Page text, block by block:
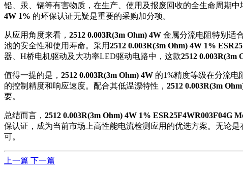
铅、汞、镉等有害物质，在生产、使用及报废回收的全生命周期
4W 1% 的环保认证无疑是重要的采购加分项。
从应用角度来看， 2512 0.003R(3m Ohm) 4W 金属分流电阻特别适
池的安全性和使用寿命。采用2512 0.003R(3m Ohm) 4W 1%
器、H桥电机驱动及大功率LED驱动电路中，这款2512 0.003R(3m
值得一提的是， 2512 0.003R(3m Ohm) 4W 的1%精度等级在分流电
的控制精度和响应速度。配合其低温漂特性， 2512 0.003R(3m
要。
总结而言， 2512 0.003R(3m Ohm) 4W 1% ESR25F4WR003F04G
保认证，成为当前市场上高性能电流检测应用的优选方案。无论是
可。
上一篇 下一篇